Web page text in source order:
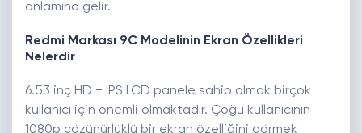
anlamına gelir.
Redmi Markası 9C Modelinin Ekran Özellikleri
Nelerdir
6.53 inç HD + IPS LCD panele sahip olmak birçok
kullanıcı için önemli olmaktadır. Çoğu kullanıcının
1080p çözünürlüklü bir ekran özelliğini görmek